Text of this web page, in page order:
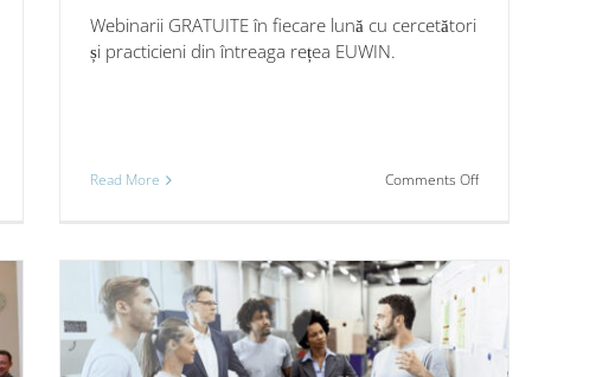
Webinarii GRATUITE în fiecare lună cu cercetători
și practicieni din întreaga rețea EUWIN.
Read More Comments Offon